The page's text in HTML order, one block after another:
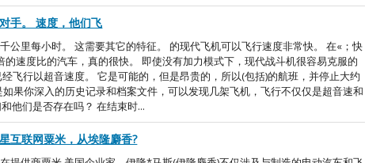
手。 速度，他们飞
公里每小时。 这需要其它的特征。 的现代飞机可以飞行速度非常快。 在«；快
的速度比的汽车，真的很快。 即使没有加力模式下，现代战斗机很容易克服的
飞行以超音速度。 它是可能的，但是昂贵的，所以(包括)的航班，并停止大约
果你深入的历史记录和档案文件，可以发现几架飞机，飞行不仅仅是超音速和
他们是否存在吗？ 在结束时...
互联网粟米，从埃隆麝香?